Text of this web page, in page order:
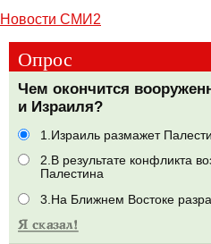
Новости СМИ2
Опрос
Чем окончится
и Израиля?
1.Израиль размажет
2.В результате конфликта
Палестина
3.На Ближнем Востоке